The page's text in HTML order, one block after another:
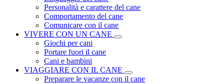
Personalità e carattere del cane
Comportamento del cane
Comunicare con il cane
VIVERE CON UN CANE
Giochi per cani
Portare fuori il cane
Cani e bambini
VIAGGIARE CON IL CANE
Preparare le vacanze con il cane